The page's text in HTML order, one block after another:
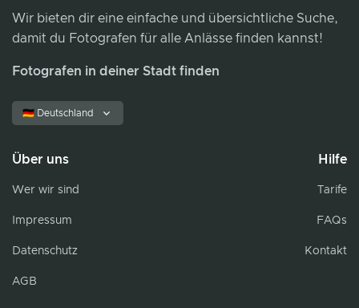
Wir bieten dir eine einfache und übersichtliche Suche,
damit du Fotografen für alle Anlässe finden kannst!
Fotografen in deiner Stadt finden
🇩🇪 Deutschland
Über uns
Wer wir sind
Impressum
Datenschutz
AGB
Hilfe
Tarife
FAQs
Kontakt